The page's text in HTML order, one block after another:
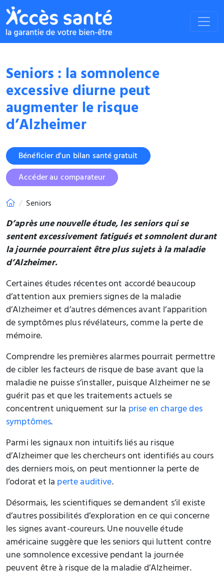
Seniors : la somnolence
excessive diurne peut
augmenter le risque
d’Alzheimer
Bénéficier d'un bilan santé gratuit
Accéder au comparateur
Seniors
D’après une nouvelle étude, les seniors qui se
sentent excessivement fatigués et somnolent durant
la journée pourraient être plus sujets à la maladie
d’Alzheimer.
Certaines études récentes ont accordé beaucoup
d’attention aux premiers signes de la maladie
d’Alzheimer et d’autres démences avant l’apparition
de symptômes plus révélateurs, comme la perte de
mémoire.
Comprendre les premières alarmes pourrait permettre
de cibler les facteurs de risque de base avant que la
maladie ne puisse s’installer, puisque Alzheimer ne se
guérit pas et que les traitements actuels se
concentrent uniquement sur la prise en charge des
symptômes.
Parmi les signaux non intuitifs liés au risque
d’Alzheimer que les chercheurs ont identifiés au cours
des derniers mois, on peut mentionner la perte de
l’odorat et laperte auditive.
Désormais, les scientifiques se demandent s’il existe
d’autres possibilités d’exploration en ce qui concerne
les signes avant-coureurs. Une nouvelle étude
américaine suggère que les seniors qui luttent contre
une somnolence excessive pendant la journée
peuvent être à risque de la maladie d’Alzheimer.